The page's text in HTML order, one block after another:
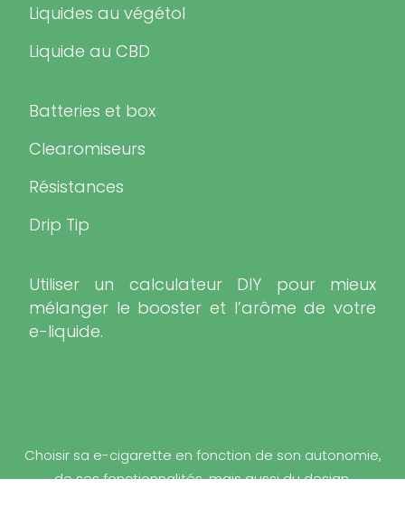
Liquides au végétol
Liquide au CBD
Batteries et box
Clearomiseurs
Résistances
Drip Tip
Utiliser un calculateur DIY pour mieux
mélanger le booster et l’arôme de votre
e-liquide.
Choisir sa e-cigarette en fonction de son autonomie,
de ses fonctionnalités, mais aussi du design.